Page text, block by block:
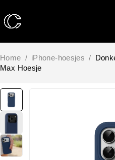
Home / iPhone-hoesjes /
Max Hoesje